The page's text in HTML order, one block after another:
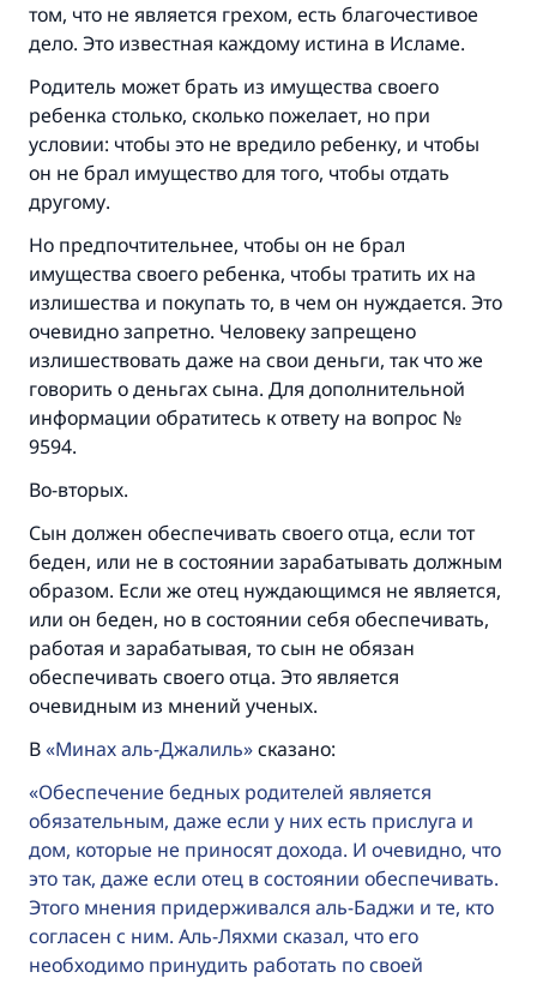
том, что не является грехом, есть благочестивое
дело. Это известная каждому истина в Исламе.
Родитель может брать из имущества своего
ребенка столько, сколько пожелает, но при
условии: чтобы это не вредило ребенку, и чтобы
он не брал имущество для того, чтобы отдать
другому.
Но предпочтительнее, чтобы он не брал
имущества своего ребенка, чтобы тратить их на
излишества и покупать то, в чем он нуждается. Это
очевидно запретно. Человеку запрещено
излишествовать даже на свои деньги, так что же
говорить о деньгах сына. Для дополнительной
информации обратитесь к ответу на вопрос №
9594.
Во-вторых.
Сын должен обеспечивать своего отца, если тот
беден, или не в состоянии зарабатывать должным
образом. Если же отец нуждающимся не является,
или он беден, но в состоянии себя обеспечивать,
работая и зарабатывая, то сын не обязан
обеспечивать своего отца. Это является
очевидным из мнений ученых.
В Минах аль-Джалиль сказано:
Обеспечение бедных родителей является
обязательным, даже если у них есть прислуга и
дом, которые не приносят дохода. И очевидно, что
это так, даже если отец в состоянии обеспечивать.
Этого мнения придерживался аль-Баджи и те, кто
согласен с ним. Аль-Ляхми сказал, что его
необходимо принудить работать по своей